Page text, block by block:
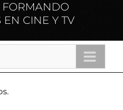
FORMANDO
EN CINE Y TV